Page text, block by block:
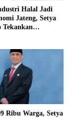
Halal Jadi
Jateng, Setya
Tekankan
Ribu Warga, Setya